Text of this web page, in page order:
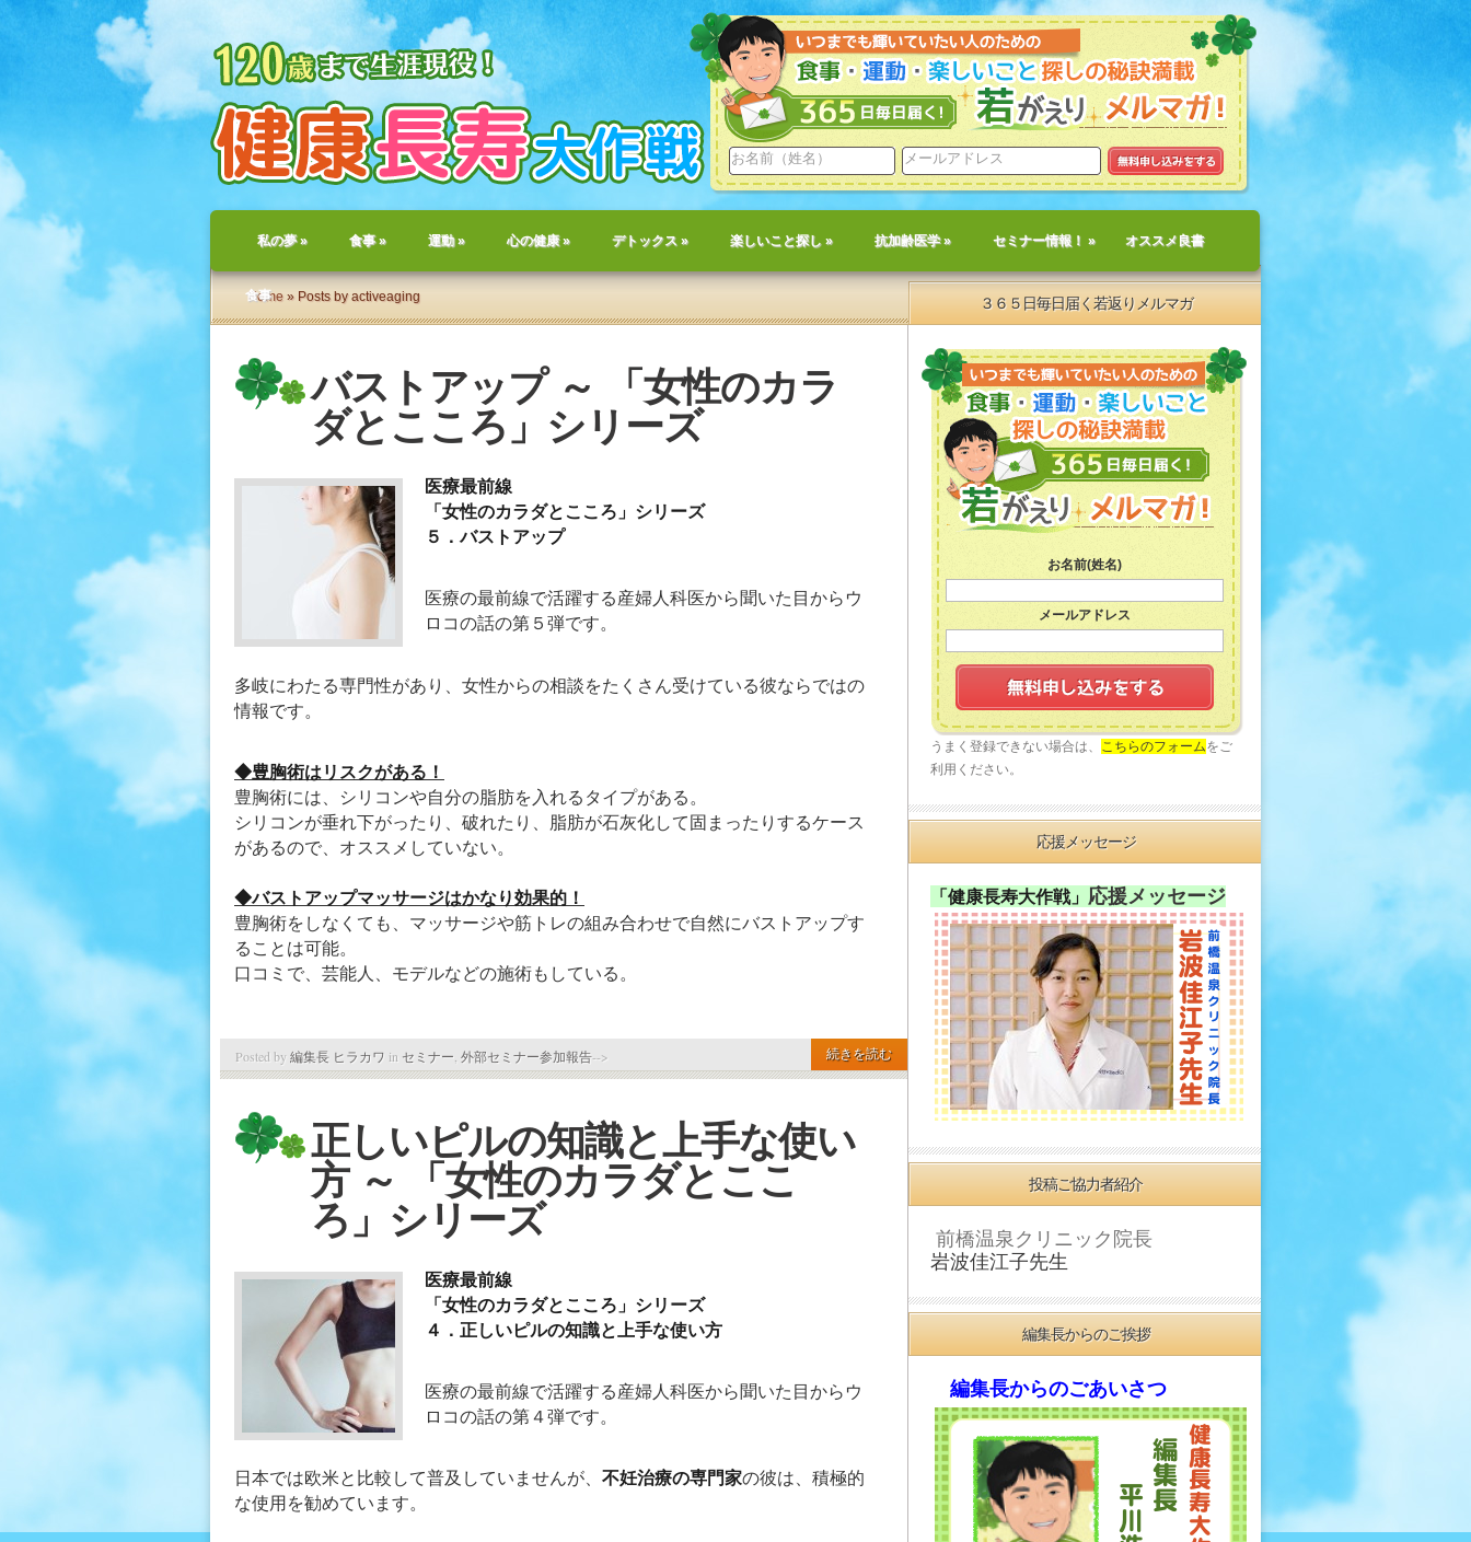
私の夢» 食事» 運動» 心の健康» デトックス » 楽しいこと探し » 抗加齢医学» セミナー情報！ » オススメ良書
食事
Home » Posts by activeaging
バストアップ ～ 「女性のカラ
ダとこころ」シリーズ
医療最前線
「女性のカラダとこころ」シリーズ
５．バストアップ
医療の最前線で活躍する産婦人科医から聞いた目からウ
ロコの話の第５弾です。
多岐にわたる専門性があり、女性からの相談をたくさん受けている彼ならではの
情報です。
◆豊胸術はリスクがある！
豊胸術には、シリコンや自分の脂肪を入れるタイプがある。
シリコンが垂れ下がったり、破れたり、脂肪が石灰化して固まったりするケース
があるので、オススメしていない。
◆バストアップマッサージはかなり効果的！
豊胸術をしなくても、マッサージや筋トレの組み合わせで自然にバストアップす
ることは可能。
口コミで、芸能人、モデルなどの施術もしている。
Posted by編集長 ヒラカワ in セミナー 外部セミナー参加報告--> 続きを読む
正しいピルの知識と上手な使い
方 ～ 「女性のカラダとここ
ろ」シリーズ
医療最前線
「女性のカラダとこころ」シリーズ
４．正しいピルの知識と上手な使い方
医療の最前線で活躍する産婦人科医から聞いた目からウ
ロコの話の第４弾です。
日本では欧米と比較して普及していませんが、 不妊治療の専門家の彼は、積極的
な使用を勧めています。
３６５日毎日届く若返りメルマガ
お名前(姓名)
メールアドレス
うまく登録できない場合は、 こちらのフォームをご
利用ください。
応援メッセージ
「健康長寿大作戦」 応援メッセージ
投稿ご協力者紹介
前橋温泉クリニック院長
岩波佳江子先生
編集長からのご挨拶
編集長からのごあいさつ